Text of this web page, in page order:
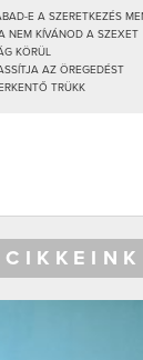
E A SZERETKEZÉS
NEM KÍVÁNOD A SZEXET
KÖRÜL
AZ ÖREGEDÉST
TRÜKK